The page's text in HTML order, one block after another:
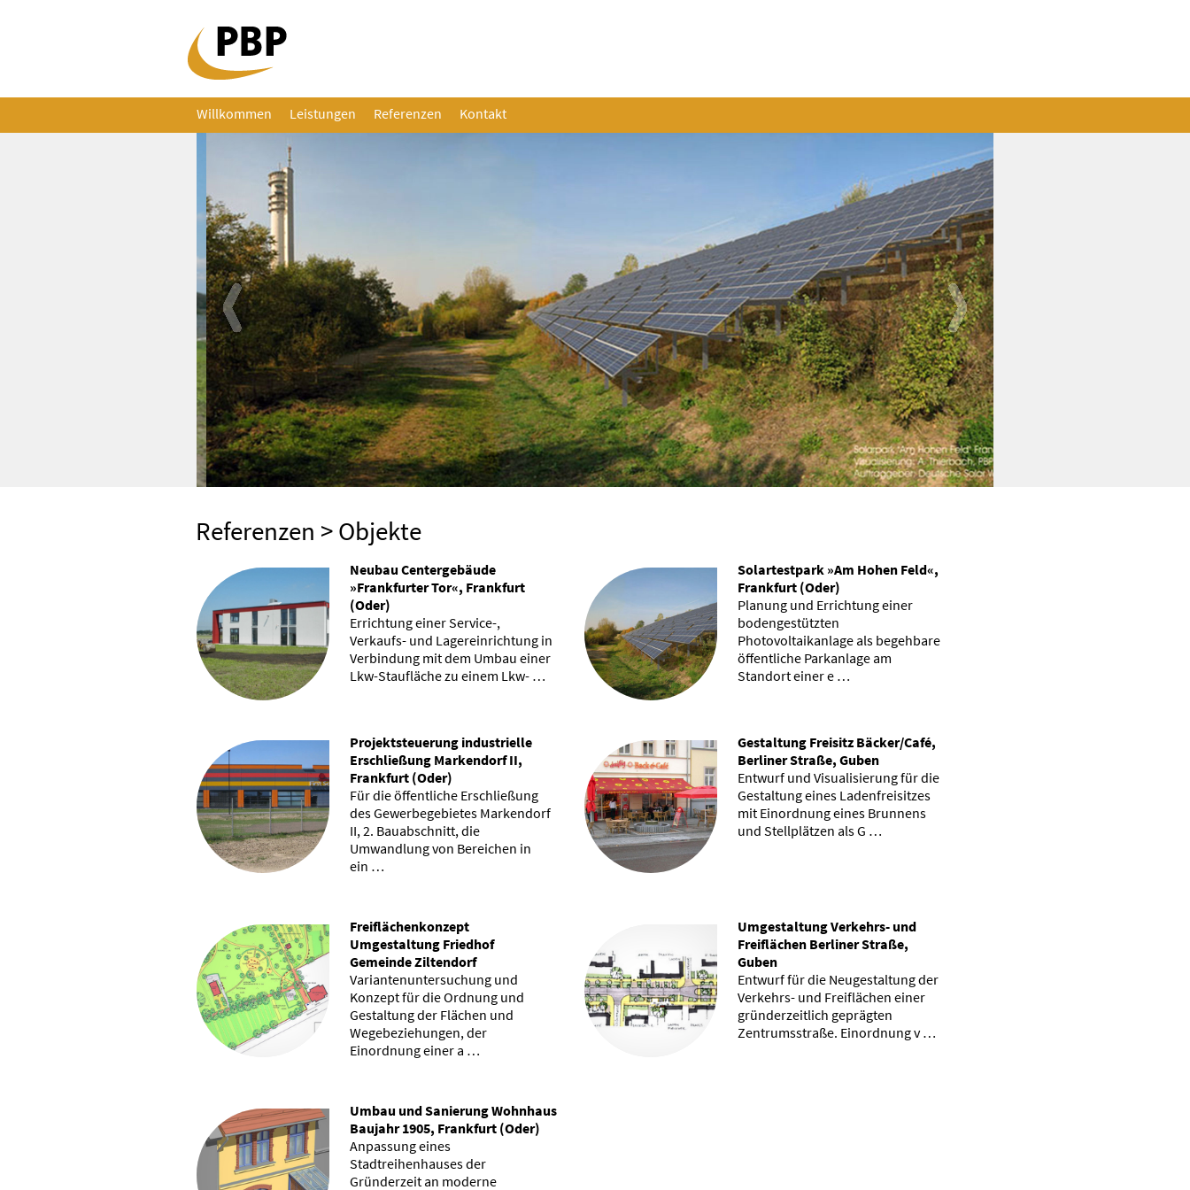
Willkommen Leistungen Referenzen Kontakt
Referenzen > Objekte
Neubau Centergebäude
»Frankfurter Tor«, Frankfurt
(Oder)
Errichtung einer Service-,
Verkaufs- und Lagereinrichtung in
Verbindung mit dem Umbau einer
Lkw-Staufläche zu einem Lkw- …
Solartestpark »Am Hohen Feld«,
Frankfurt (Oder)
Planung und Errichtung einer
bodengestützten
Photovoltaikanlage als begehbare
öffentliche Parkanlage am
Standort einer e …
Projektsteuerung industrielle
Erschließung Markendorf II,
Frankfurt (Oder)
Für die öffentliche Erschließung
des Gewerbegebietes Markendorf
II, 2. Bauabschnitt, die
Umwandlung von Bereichen in
ein …
Gestaltung Freisitz Bäcker/Café,
Berliner Straße, Guben
Entwurf und Visualisierung für die
Gestaltung eines Ladenfreisitzes
mit Einordnung eines Brunnens
und Stellplätzen als G …
Freiflächenkonzept
Umgestaltung Friedhof
Gemeinde Ziltendorf
Variantenuntersuchung und
Konzept für die Ordnung und
Gestaltung der Flächen und
Wegebeziehungen, der
Einordnung einer a …
Umgestaltung Verkehrs- und
Freiflächen Berliner Straße,
Guben
Entwurf für die Neugestaltung der
Verkehrs- und Freiflächen einer
gründerzeitlich geprägten
Zentrumsstraße. Einordnung v …
Umbau und Sanierung Wohnhaus
Baujahr 1905, Frankfurt (Oder)
Anpassung eines
Stadtreihenhauses der
Gründerzeit an moderne